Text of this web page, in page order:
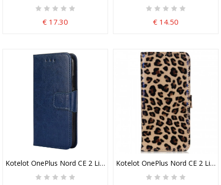
€ 17.30 € 14.50
Kotelot OnePlus Nord CE 2 Lite 5G Vintage Keinonahkaa
Kotelot OnePlus Nord CE 2 Lite